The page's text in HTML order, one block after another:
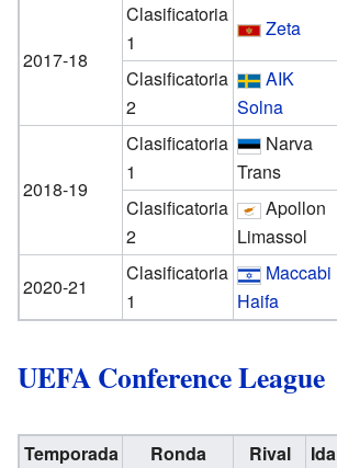
2017-18
Clasificatoria
1
Zeta
Clasificatoria
2
AIK
Solna
2018-19
Clasificatoria
1
Narva
Trans
Clasificatoria
2
Apollon
Limassol
2020-21
Clasificatoria
1
Maccabi
Haifa
UEFA Conference League
Temporada Ronda Rival Ida